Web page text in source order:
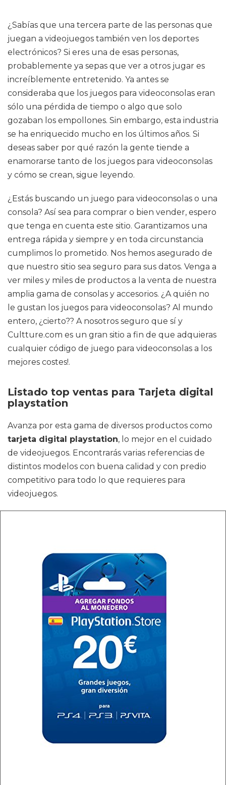
¿Sabías que una tercera parte de las personas que
juegan a videojuegos también ven los deportes
electrónicos? Si eres una de esas personas,
probablemente ya sepas que ver a otros jugar es
increíblemente entretenido. Ya antes se
consideraba que los juegos para videoconsolas eran
sólo una pérdida de tiempo o algo que solo
gozaban los empollones. Sin embargo, esta industria
se ha enriquecido mucho en los últimos años. Si
deseas saber por qué razón la gente tiende a
enamorarse tanto de los juegos para videoconsolas
y cómo se crean, sigue leyendo.
¿Estás buscando un juego para videoconsolas o una
consola? Así sea para comprar o bien vender, espero
que tenga en cuenta este sitio. Garantizamos una
entrega rápida y siempre y en toda circunstancia
cumplimos lo prometido. Nos hemos asegurado de
que nuestro sitio sea seguro para sus datos. Venga a
ver miles y miles de productos a la venta de nuestra
amplia gama de consolas y accesorios. ¿A quién no
le gustan los juegos para videoconsolas? Al mundo
entero, ¿cierto?? A nosotros seguro que sí y
Cultture.com es un gran sitio a fin de que adquieras
cualquier código de juego para videoconsolas a los
mejores costes!.
Listado top ventas para Tarjeta digital
playstation
Avanza por esta gama de diversos productos como
tarjeta digital playstation, lo mejor en el cuidado
de videojuegos. Encontrarás varias referencias de
distintos modelos con buena calidad y con predio
competitivo para todo lo que requieres para
videojuegos.